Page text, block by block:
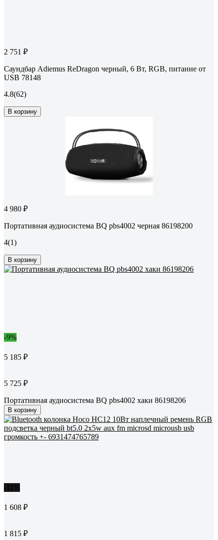
2 751 ₽
Саундбар Adiemus ReDragon черный, 6 Вт, RGB, питание от
USB 78148
4.8(62)
В корзину
4 980 ₽
Портативная аудиосистема BQ pbs4002 черная 86198200
4(1)
В корзину
-9%
5 185 ₽
5 725 ₽
Портативная аудиосистема BQ pbs4002 хаки 86198206
В корзину
1 608 ₽
1 815 ₽